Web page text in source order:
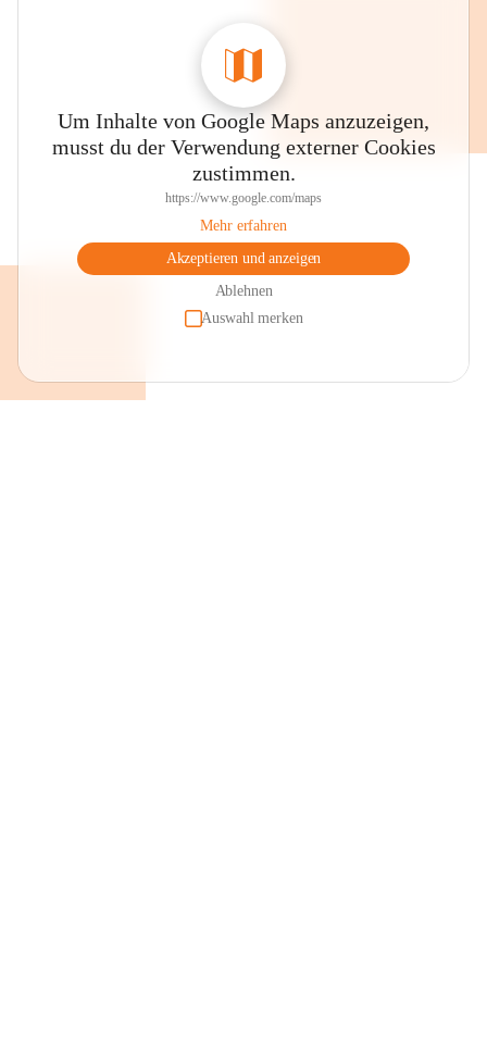
Um Inhalte von Google Maps anzuzeigen,
musst du der Verwendung externer Cookies
zustimmen.
https://www.google.com/maps
Mehr erfahren
Akzeptieren und anzeigen
Ablehnen
Auswahl merken